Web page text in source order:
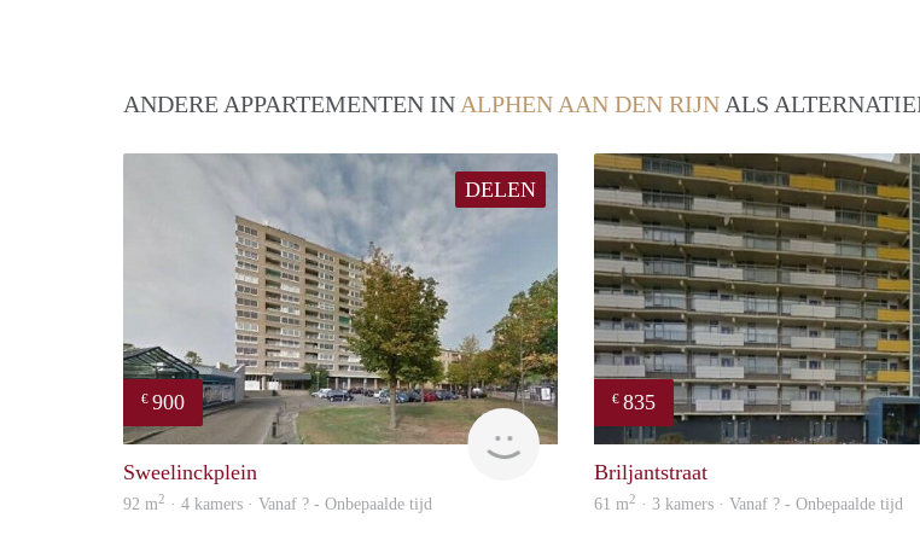
ANDERE APPARTEMENTEN IN ALPHEN AAN DEN RIJN ALS
DELEN
€ 900
rent
Sweelinckplein
92 m2 · 4 kamers · Vanaf ? - Onbepaalde tijd
€ 835
Briljantstraat
61 m2 · 3 kamers · Vanaf ? - Onbepaalde tijd